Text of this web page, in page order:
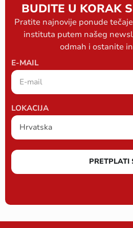
BUDITE U KORAK
Pratite najnovije ponude
instituta putem našeg
odmah i ostanite
E-MAIL
LOKACIJA
PRETPLATI